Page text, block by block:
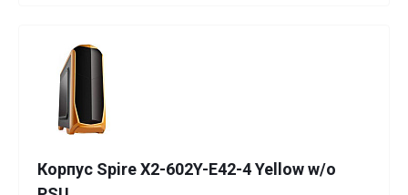
Корпус Spire X2-602Y-E42-4 Yellow w/o